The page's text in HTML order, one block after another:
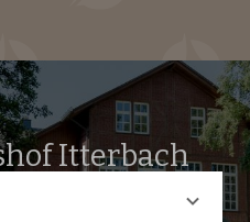
Itterbach
exklusiver sein?